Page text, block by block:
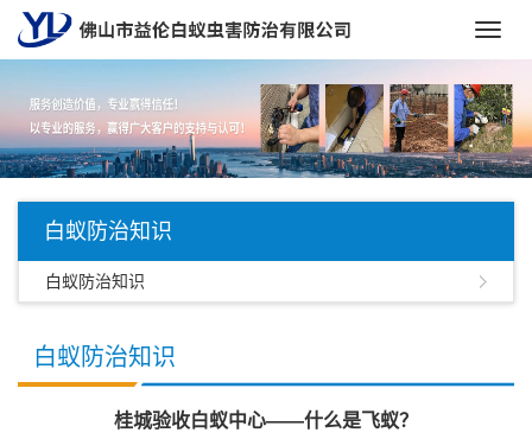
白蚁防治知识
白蚁防治知识
白蚁防治知识
桂城验收白蚁中心——什么是飞蚁？